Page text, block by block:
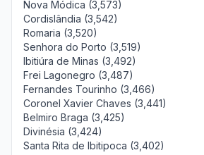
Nova Módica (3,573)
Cordislândia (3,542)
Romaria (3,520)
Senhora do Porto (3,519)
Ibitiúra de Minas (3,492)
Frei Lagonegro (3,487)
Fernandes Tourinho (3,466)
Coronel Xavier Chaves (3,441)
Belmiro Braga (3,425)
Divinésia (3,424)
Santa Rita de Ibitipoca (3,402)